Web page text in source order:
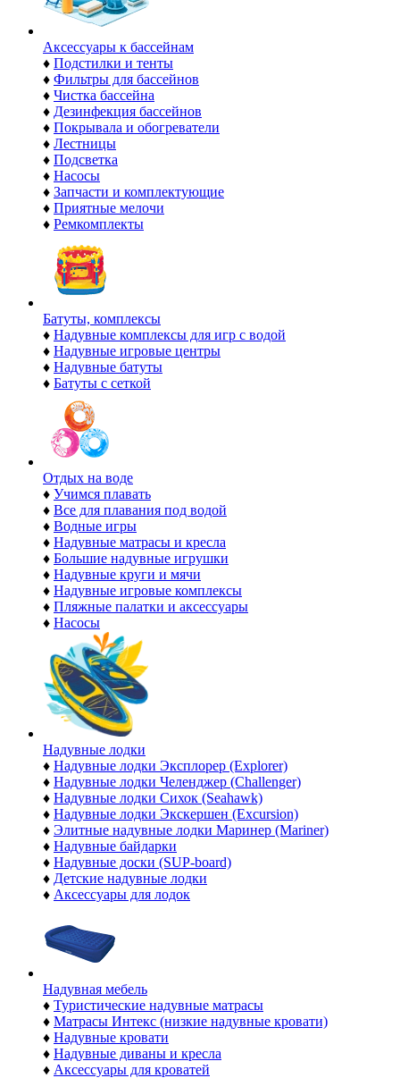
Аксессуары к бассейнам
♦ Подстилки и тенты
♦ Фильтры для бассейнов
♦ Чистка бассейна
♦ Дезинфекция бассейнов
♦ Покрывала и обогреватели
♦ Лестницы
♦ Подсветка
♦ Насосы
♦ Запчасти и комплектующие
♦ Приятные мелочи
♦ Ремкомплекты
Батуты, комплексы
♦ Надувные комплексы для игр с водой
♦ Надувные игровые центры
♦ Надувные батуты
♦ Батуты с сеткой
Отдых на воде
♦ Учимся плавать
♦ Все для плавания под водой
♦ Водные игры
♦ Надувные матрасы и кресла
♦ Большие надувные игрушки
♦ Надувные круги и мячи
♦ Надувные игровые комплексы
♦ Пляжные палатки и аксессуары
♦ Насосы
Надувные лодки
♦ Надувные лодки Эксплорер (Explorer)
♦ Надувные лодки Челенджер (Challenger)
♦ Надувные лодки Сихок (Seahawk)
♦ Надувные лодки Экскершен (Excursion)
♦ Элитные надувные лодки Маринер (Mariner)
♦ Надувные байдарки
♦ Надувные доски (SUP-board)
♦ Детские надувные лодки
♦ Аксессуары для лодок
Надувная мебель
♦ Туристические надувные матрасы
♦ Матрасы Интекс (низкие надувные кровати)
♦ Надувные кровати
♦ Надувные диваны и кресла
♦ Аксессуары для кроватей